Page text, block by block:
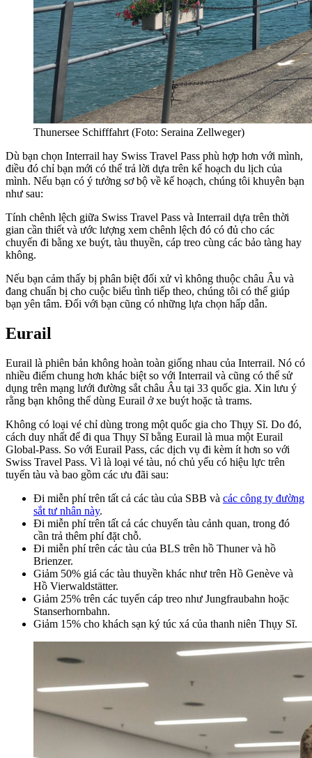
Thunersee Schifffahrt (Foto: Seraina Zellweger)
Dù bạn chọn Interrail hay Swiss Travel Pass phù hợp hơn với mình,
điều đó chỉ bạn mới có thể trả lời dựa trên kế hoạch du lịch của
mình. Nếu bạn có ý tưởng sơ bộ về kế hoạch, chúng tôi khuyên bạn
như sau:
Tính chênh lệch giữa Swiss Travel Pass và Interrail dựa trên thời
gian cần thiết và ước lượng xem chênh lệch đó có đủ cho các
chuyến đi bằng xe buýt, tàu thuyền, cáp treo cùng các bảo tàng hay
không.
Nếu bạn cảm thấy bị phân biệt đối xử vì không thuộc châu Âu và
đang chuẩn bị cho cuộc biểu tình tiếp theo, chúng tôi có thể giúp
bạn yên tâm. Đối với bạn cũng có những lựa chọn hấp dẫn.
Eurail
Eurail là phiên bản không hoàn toàn giống nhau của Interrail. Nó có
nhiều điểm chung hơn khác biệt so với Interrail và cũng có thể sử
dụng trên mạng lưới đường sắt châu Âu tại 33 quốc gia. Xin lưu ý
rằng bạn không thể dùng Eurail ở xe buýt hoặc tà trams.
Không có loại vé chỉ dùng trong một quốc gia cho Thụy Sĩ. Do đó,
cách duy nhất để đi qua Thụy Sĩ bằng Eurail là mua một Eurail
Global-Pass. So với Eurail Pass, các dịch vụ đi kèm ít hơn so với
Swiss Travel Pass. Vì là loại vé tàu, nó chủ yếu có hiệu lực trên
tuyến tàu và bao gồm các ưu đãi sau:
Đi miễn phí trên tất cả các tàu của SBB và các công ty đường
sắt tư nhân này.
Đi miễn phí trên tất cả các chuyến tàu cảnh quan, trong đó
cần trả thêm phí đặt chỗ.
Đi miễn phí trên các tàu của BLS trên hồ Thuner và hồ
Brienzer.
Giảm 50% giá các tàu thuyền khác như trên Hồ Genève và
Hồ Vierwaldstätter.
Giảm 25% trên các tuyến cáp treo như Jungfraubahn hoặc
Stanserhornbahn.
Giảm 15% cho khách sạn ký túc xá của thanh niên Thụy Sĩ.